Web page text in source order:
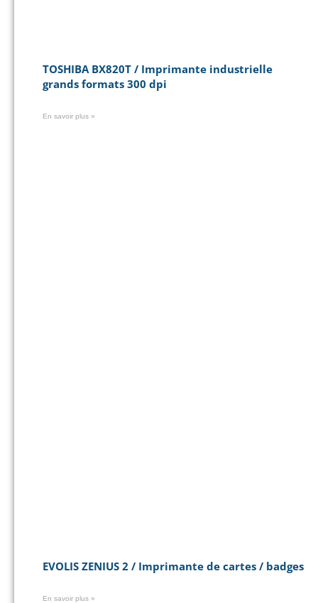
TOSHIBA BX820T / Imprimante industrielle
grands formats 300 dpi
En savoir plus »
EVOLIS ZENIUS 2 / Imprimante de cartes / badges
En savoir plus »